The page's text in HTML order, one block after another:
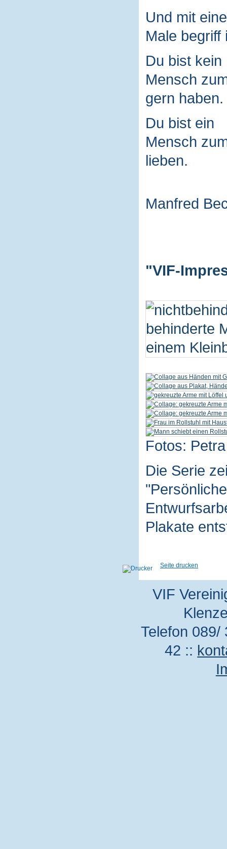
Und mit
Male begriff
Du bist kein
Mensch
gern haben.
Du bist ein
Mensch
lieben.
Manfred
"VIF-
Fotos:
Die Serie
Plakate
Seite drucken
VIF
Telefon
42 ::